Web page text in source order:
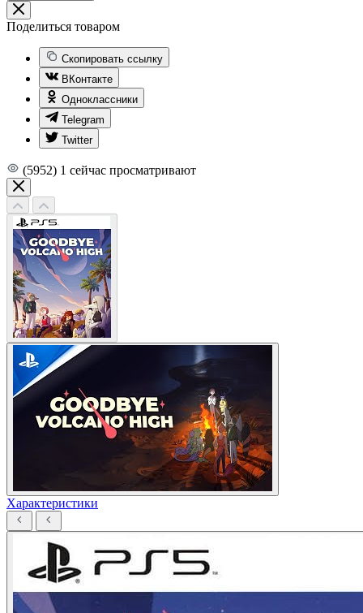
Поделиться товаром
Скопировать ссылку
ВКонтакте
Одноклассники
Telegram
Twitter
(5952) 1 сейчас просматривают
Характеристики